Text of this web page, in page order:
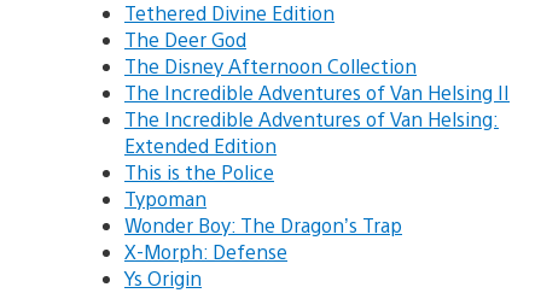
Tethered Divine Edition
The Deer God
The Disney Afternoon Collection
The Incredible Adventures of Van Helsing II
The Incredible Adventures of Van Helsing:
Extended Edition
This is the Police
Typoman
Wonder Boy: The Dragon’s Trap
X-Morph: Defense
Ys Origin